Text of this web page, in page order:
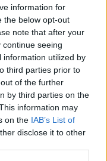
information for
the below opt-out
note that after your
seeing
information utilized by
third parties prior to
of the further
by third parties on the
information may
on the IAB’s List of
disclose it to other
το
εποχή του AI
σου